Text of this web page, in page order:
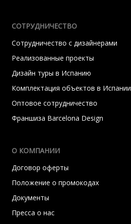
СОТРУДНИЧЕСТВО
Сотрудничество с дизайнерами
Реализованные проекты
Дизайн туры в Испанию
Комплектация объектов в Испании
Оптовое сотрудничество
Франшиза Barcelona Design
О КОМПАНИИ
Договор оферты
Положение о промокодах
Документы
Пресса о нас